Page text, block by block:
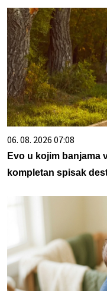
06. 08. 2026 07:08
Evo u kojim banjama
kompletan spisak